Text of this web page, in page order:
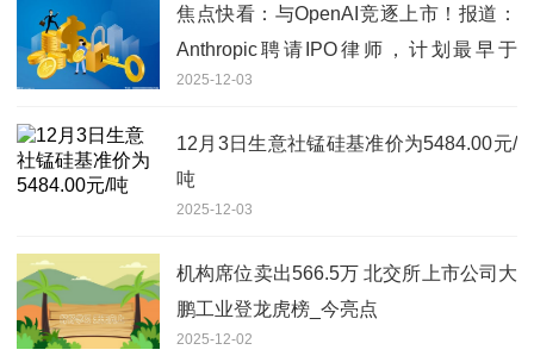
焦点快看：与OpenAI竞逐上市！报道：
Anthropic聘请IPO律师，计划最早于
2026年上市
2025-12-03
12月3日生意社锰硅基准价为5484.00元/
吨
2025-12-03
机构席位卖出566.5万 北交所上市公司大
鹏工业登龙虎榜_今亮点
2025-12-02